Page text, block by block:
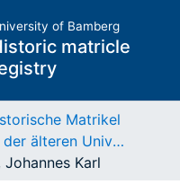
of Bamberg
matricle
Matrikel
Matrikel der älteren Universität
Johannes Karl